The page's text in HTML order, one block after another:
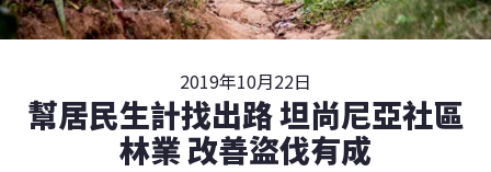
2019年10月22日
幫居民生計找出路 坦尚尼亞社區
林業 改善盜伐有成